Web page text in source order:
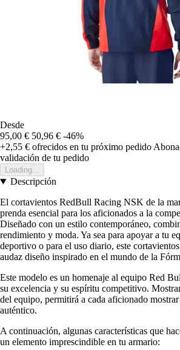
Desde
95,00 € 50,96 € -46%
+2,55 € ofrecidos en tu próximo pedido
validación de tu pedido
Loading...
Descripción
El cortavientos RedBull Racing NSK de la
prenda esencial para los aficionados a la
Diseñado con un estilo contemporáneo,
rendimiento y moda. Ya sea para apoyar a tu
deportivo o para el uso diario, este
audaz diseño inspirado en el mundo de la
Este modelo es un homenaje al equipo Red
su excelencia y su espíritu competitivo.
del equipo, permitirá a cada aficionado
auténtico.
A continuación, algunas características que
un elemento imprescindible en tu armario: